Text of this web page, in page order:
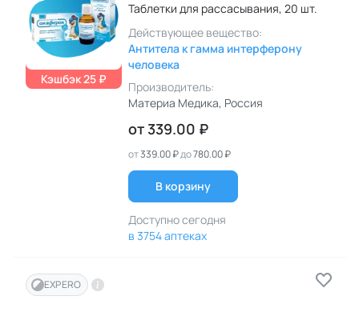
Кэшбэк 25 ₽
Таблетки для рассасывания, 20 шт.
Действующее вещество:
Антитела к гамма интерферону
человека
Производитель:
Материа Медика, Россия
от 339.00 ₽
от339.00 ₽до780.00 ₽
В корзину
Доступно сегодня
в 3754 аптеках
EXPERO